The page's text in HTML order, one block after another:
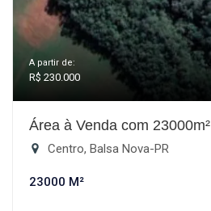
A partir de:
R$ 230.000
Área à Venda com 23000m²
Centro, Balsa Nova-PR
23000 M²